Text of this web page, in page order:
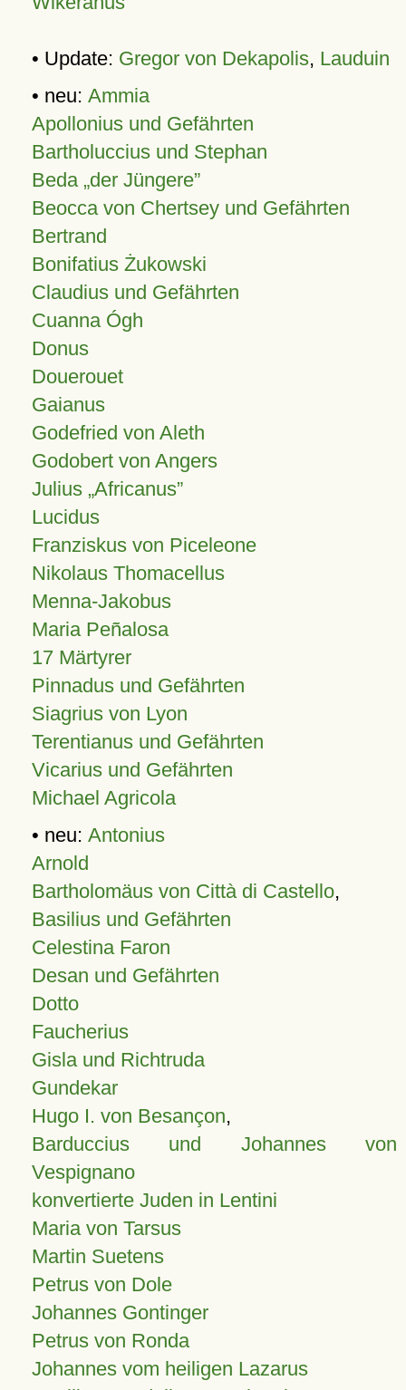
• Update: Gregor von Dekapolis, Lauduin
• neu: Ammia
Apollonius und Gefährten
Bartholuccius und Stephan
Beda „der Jüngere”
Beocca von Chertsey und Gefährten
Bertrand
Bonifatius Żukowski
Claudius und Gefährten
Cuanna Ógh
Donus
Douerouet
Gaianus
Godefried von Aleth
Godobert von Angers
Julius Africanus
Lucidus
Franziskus von Piceleone
Nikolaus Thomacellus
Menna-Jakobus
Maria Peñalosa
17 Märtyrer
Pinnadus und Gefährten
Siagrius von Lyon
Terentianus und Gefährten
Vicarius und Gefährten
Michael Agricola
• neu: Antonius
Arnold
Bartholomäus von Città di Castello,
Basilius und Gefährten
Celestina Faron
Desan und Gefährten
Dotto
Faucherius
Gisla und Richtruda
Gundekar
Hugo I. von Besançon,
Barduccius und Johannes von
Vespignano
konvertierte Juden in Lentini
Maria von Tarsus
Martin Suetens
Petrus von Dole
Johannes Gontinger
Petrus von Ronda
Johannes vom heiligen Lazarus